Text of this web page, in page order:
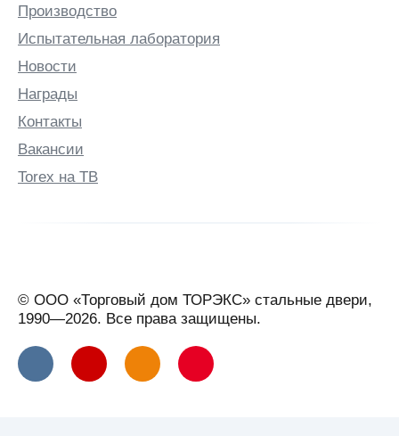
Производство
Испытательная лаборатория
Новости
Награды
Контакты
Вакансии
Torex на ТВ
© ООО «Торговый дом ТОРЭКС» стальные двери,
1990—2026. Все права защищены.